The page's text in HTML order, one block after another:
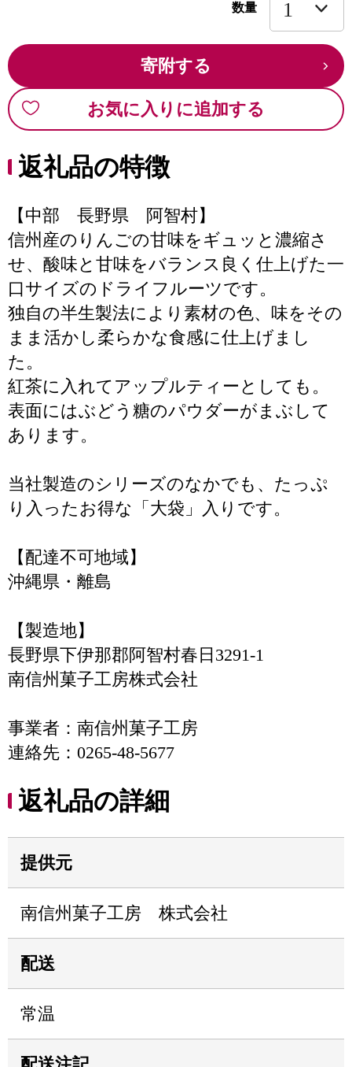
数量
寄附する
お気に入りに追加する
返礼品の特徴
【中部 長野県 阿智村】
信州産のりんごの甘味をギュッと濃縮さ
せ、酸味と甘味をバランス良く仕上げた一
口サイズのドライフルーツです。
独自の半生製法により素材の色、味をその
まま活かし柔らかな食感に仕上げまし
た。
紅茶に入れてアップルティーとしても。
表面にはぶどう糖のパウダーがまぶして
あります。
当社製造のシリーズのなかでも、たっぷ
り入ったお得な「大袋」入りです。
【配達不可地域】
沖縄県・離島
【製造地】
長野県下伊那郡阿智村春日3291-1
南信州菓子工房株式会社
事業者：南信州菓子工房
連絡先：0265-48-5677
返礼品の詳細
提供元
南信州菓子工房 株式会社
配送
常温